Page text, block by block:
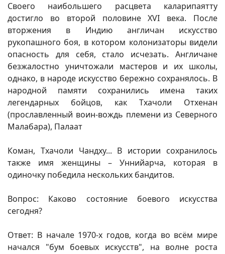
Своего наибольшего расцвета каларипаятту
достигло во второй половине XVI века. После
вторжения в Индию англичан искусство
рукопашного боя, в котором колонизаторы видели
опасность для себя, стало исчезать. Англичане
безжалостно уничтожали мастеров и их школы,
однако, в народе искусство бережно сохранялось. В
народной памяти сохранились имена таких
легендарных бойцов, как Тхачоли Отхенан
(прославленный воин-вождь племени из Северного
Малабара), Палаат
Коман, Тхачоли Чандху... В истории сохранилось
также имя женщины – Уннийарча, которая в
одиночку победила нескольких бандитов.
Вопрос: Каково состояние боевого искусства
сегодня?
Ответ: В начале 1970-х годов, когда во всём мире
начался "бум боевых искусств", на волне роста